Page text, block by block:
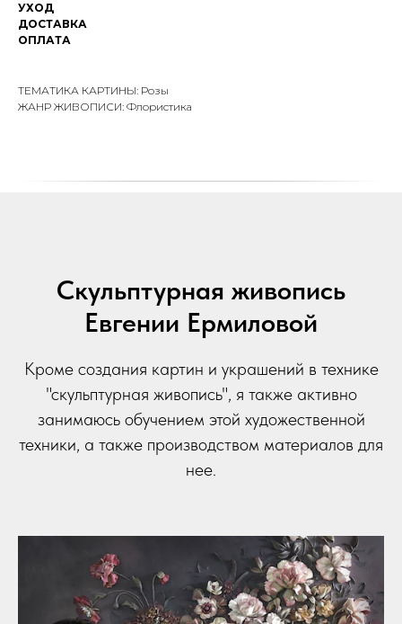
УХОД
ДОСТАВКА
ОПЛАТА
ТЕМАТИКА КАРТИНЫ: Розы
ЖАНР ЖИВОПИСИ: Флористика
Скульптурная живопись
Евгении Ермиловой
Кроме создания картин и украшений в технике
"скульптурная живопись", я также активно
занимаюсь обучением этой художественной
техники, а также производством материалов для
нее.